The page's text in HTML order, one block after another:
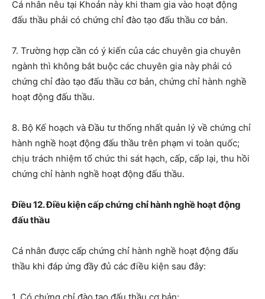
Cá nhân nêu tại Khoản này khi tham gia vào hoạt động
đấu thầu phải có chứng chỉ đào tạo đấu thầu cơ bản.
7. Trường hợp cần có ý kiến của các chuyên gia chuyên
ngành thì không bắt buộc các chuyên gia này phải có
chứng chỉ đào tạo đấu thầu cơ bản, chứng chỉ hành nghề
hoạt động đấu thầu.
8. Bộ Kế hoạch và Đầu tư thống nhất quản lý về chứng chỉ
hành nghề hoạt động đấu thầu trên phạm vi toàn quốc;
chịu trách nhiệm tổ chức thi sát hạch, cấp, cấp lại, thu hồi
chứng chỉ hành nghề hoạt động đấu thầu.
Điều 12. Điều kiện cấp chứng chỉ hành nghề hoạt động
đấu thầu
Cá nhân được cấp chứng chỉ hành nghề hoạt động đấu
thầu khi đáp ứng đầy đủ các điều kiện sau đây: